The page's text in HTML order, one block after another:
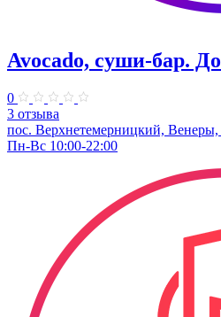
Avocado, суши-бар.
0
3 отзыва
пос. Верхнетемерницкий, Венеры,
Пн-Вс 10:00-22:00